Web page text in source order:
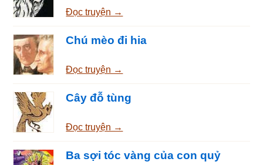
Đọc truyện →
Chú mèo đi hia
Đọc truyện →
Cây đỗ tùng
Đọc truyện →
Ba sợi tóc vàng của con quỷ